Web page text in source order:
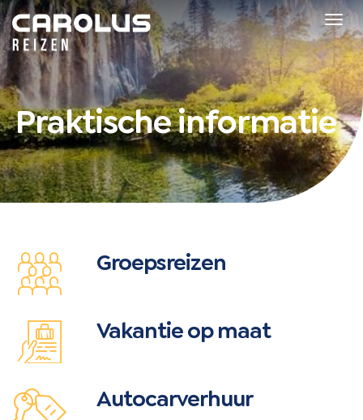
Home
Praktische informatie
Groepsreizen
Vakantie op maat
Autocarverhuur